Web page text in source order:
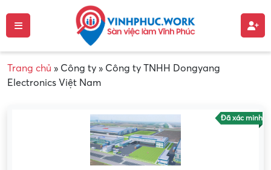
Trang chủ » Công ty » Công ty TNHH Dongyang
Electronics Việt Nam
Đã xác minh